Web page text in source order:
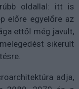
oldallal: itt is
előre egyelőre az
ettől még javult,
sikerült
adja,